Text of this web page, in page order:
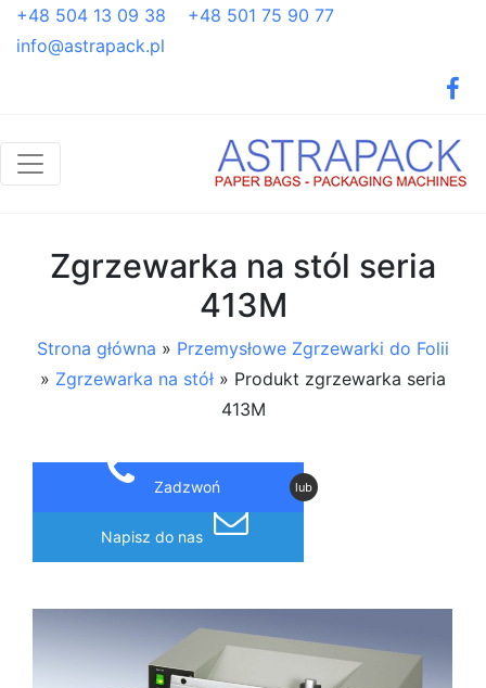
+48 504 13 09 38 +48 501 75 90 77
info@astrapack.pl
Zgrzewarka na stól seria
413M
Strona główna » Przemysłowe Zgrzewarki do Folii
» Zgrzewarka na stół » Produkt zgrzewarka seria
413M
Zadzwoń lub
Napisz do nas